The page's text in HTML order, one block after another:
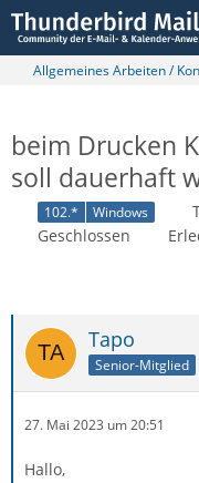
Allgemeines Arbeiten /
beim Drucken
soll dauerhaft
102.* Windows
Geschlossen
Tapo
Senior-Mitglied
27. Mai 2023 um 20:51
Hallo,